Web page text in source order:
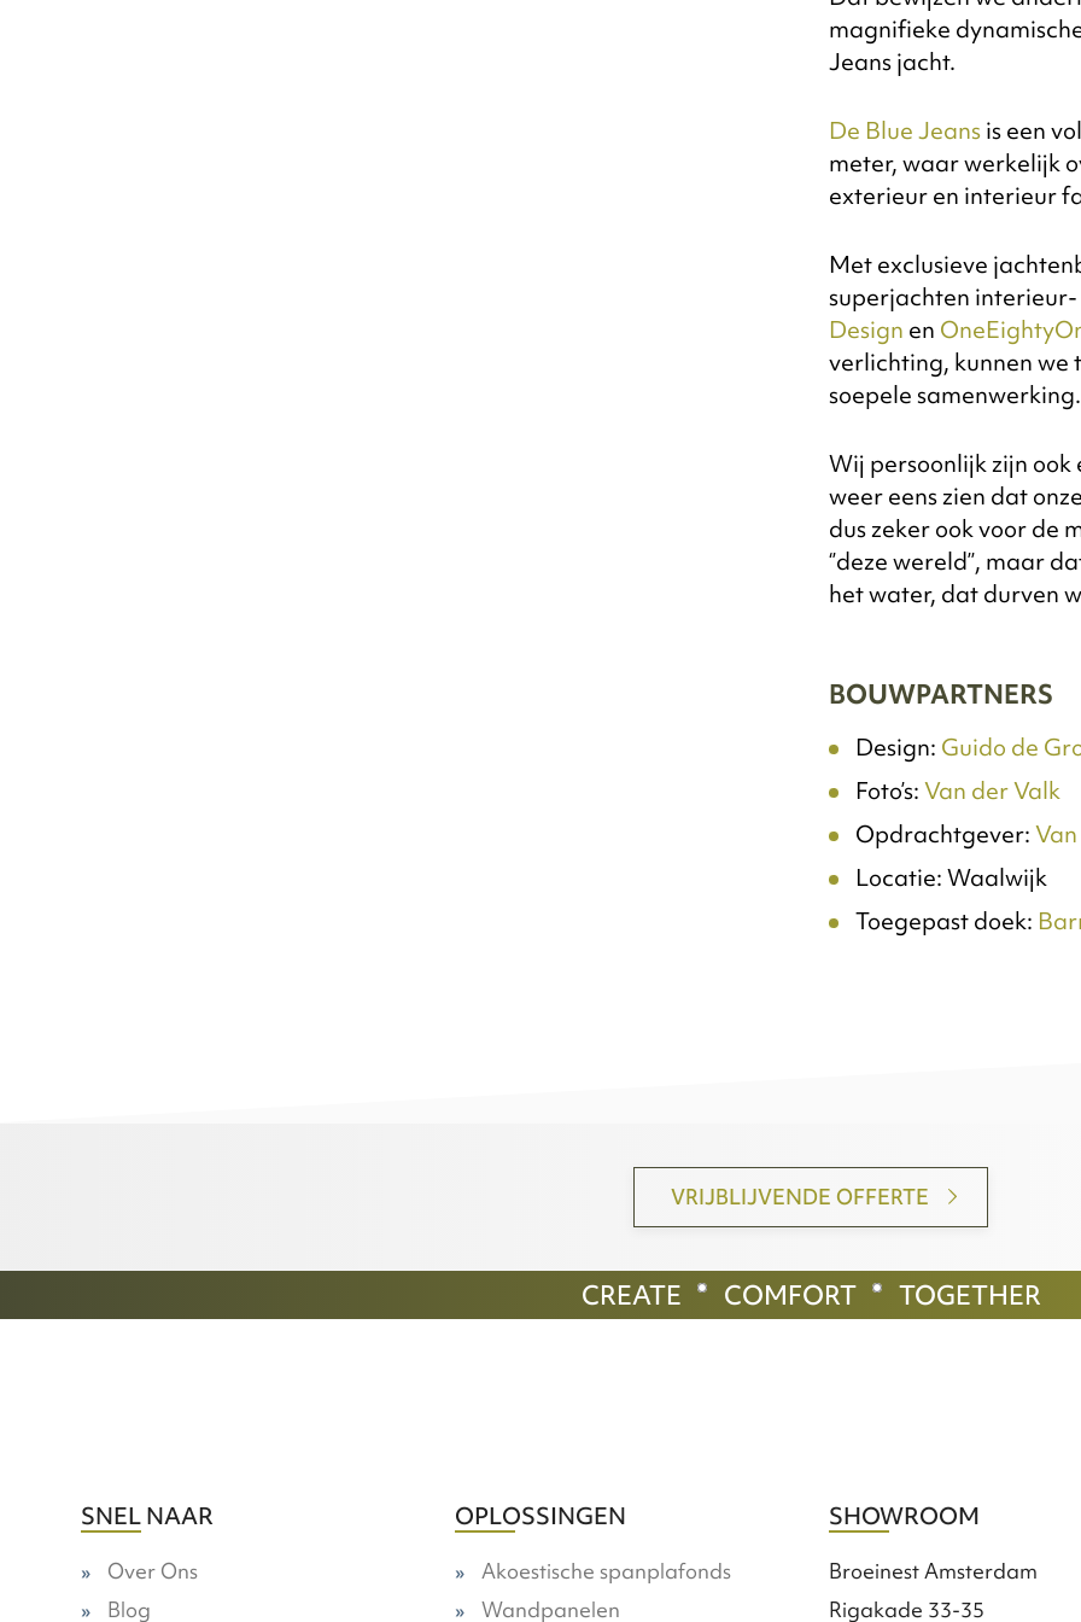
magnifieke
Jeans jacht.
De Blue Jeansis een
meter, waar werkelijk
exterieur en interieur
Met exclusieve
superjachten
Design en
verlichting, kunnen we
soepele samenwerking.
Wij persoonlijk zijn
weer eens zien dat
dus zeker ook voor de
‘’deze wereld’’, maar
het water, dat durven
BOUWPARTNERS
Design: Guido de
Foto’s:Van der Valk
Opdrachtgever:
Locatie: Waalwijk
Toegepast doek:
VRIJBLIJVENDE OFFERTE
CREATE COMFORT TOGETHER
SNEL NAAR
Over Ons
Blog
OPLOSSINGEN
Akoestische spanplafonds
Wandpanelen
SHOWROOM
Broeinest Amsterdam
Rigakade 33-35